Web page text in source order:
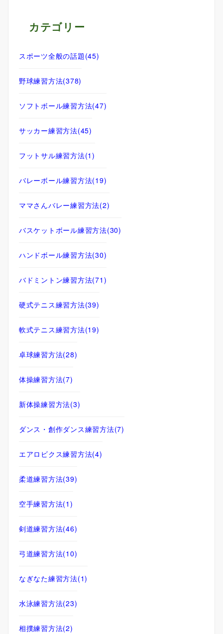
カテゴリー
スポーツ全般の話題(45)
野球練習方法(378)
ソフトボール練習方法(47)
サッカー練習方法(45)
フットサル練習方法(1)
バレーボール練習方法(19)
ママさんバレー練習方法(2)
バスケットボール練習方法(30)
ハンドボール練習方法(30)
バドミントン練習方法(71)
硬式テニス練習方法(39)
軟式テニス練習方法(19)
卓球練習方法(28)
体操練習方法(7)
新体操練習方法(3)
ダンス・創作ダンス練習方法(7)
エアロビクス練習方法(4)
柔道練習方法(39)
空手練習方法(1)
剣道練習方法(46)
弓道練習方法(10)
なぎなた練習方法(1)
水泳練習方法(23)
相撲練習方法(2)